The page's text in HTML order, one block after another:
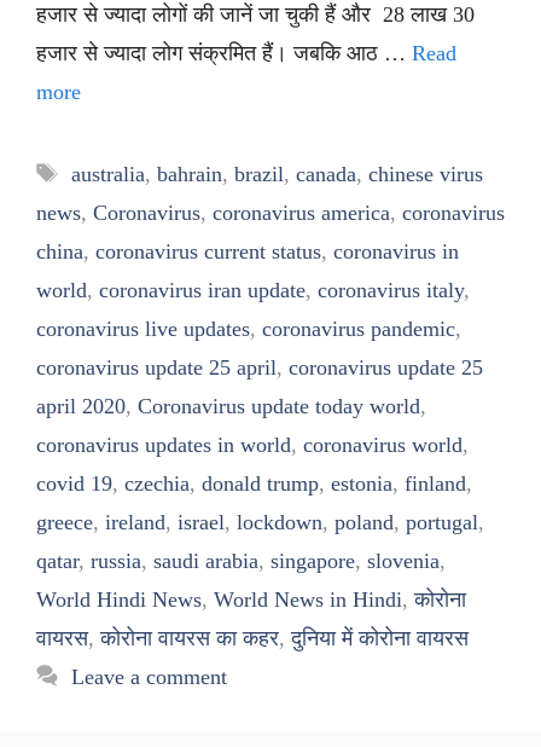
हजार से ज्यादा लोगों की जानें जा चुकी हैं और 28 लाख 30
हजार से ज्यादा लोग संक्रमित हैं। जबकि आठ … Read
more
Tags
australia, bahrain, brazil, canada, chinese virus
news, Coronavirus, coronavirus america, coronavirus
china, coronavirus current status, coronavirus in
world, coronavirus iran update, coronavirus italy,
coronavirus live updates, coronavirus pandemic,
coronavirus update 25 april, coronavirus update 25
april 2020, Coronavirus update today world,
coronavirus updates in world, coronavirus world,
covid 19, czechia, donald trump, estonia, finland,
greece, ireland, israel, lockdown, poland, portugal,
qatar, russia, saudi arabia, singapore, slovenia,
World Hindi News, World News in Hindi,कोरोना
वायरस,कोरोना वायरस का कहर,दुनिया में कोरोना वायरस
Leave a comment